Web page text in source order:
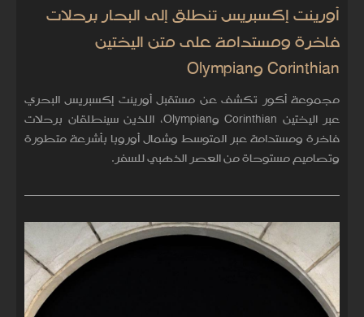
أورينت إكسبريس تنطلق إلى البحار برحلات
فاخرة ومستدامة على متن اليختين
Corinthian وOlympian
مجموعة أكور تكشف عن مستقبل أورينت إكسبريس البحري
عبر اليختين Corinthian وOlympian، اللذين سينطلقان برحلات
فاخرة ومستدامة عبر المتوسط وشمال أوروبا بأشرعة متطورة
وتصاميم مستوحاة من العصر الذهبي للسفر.